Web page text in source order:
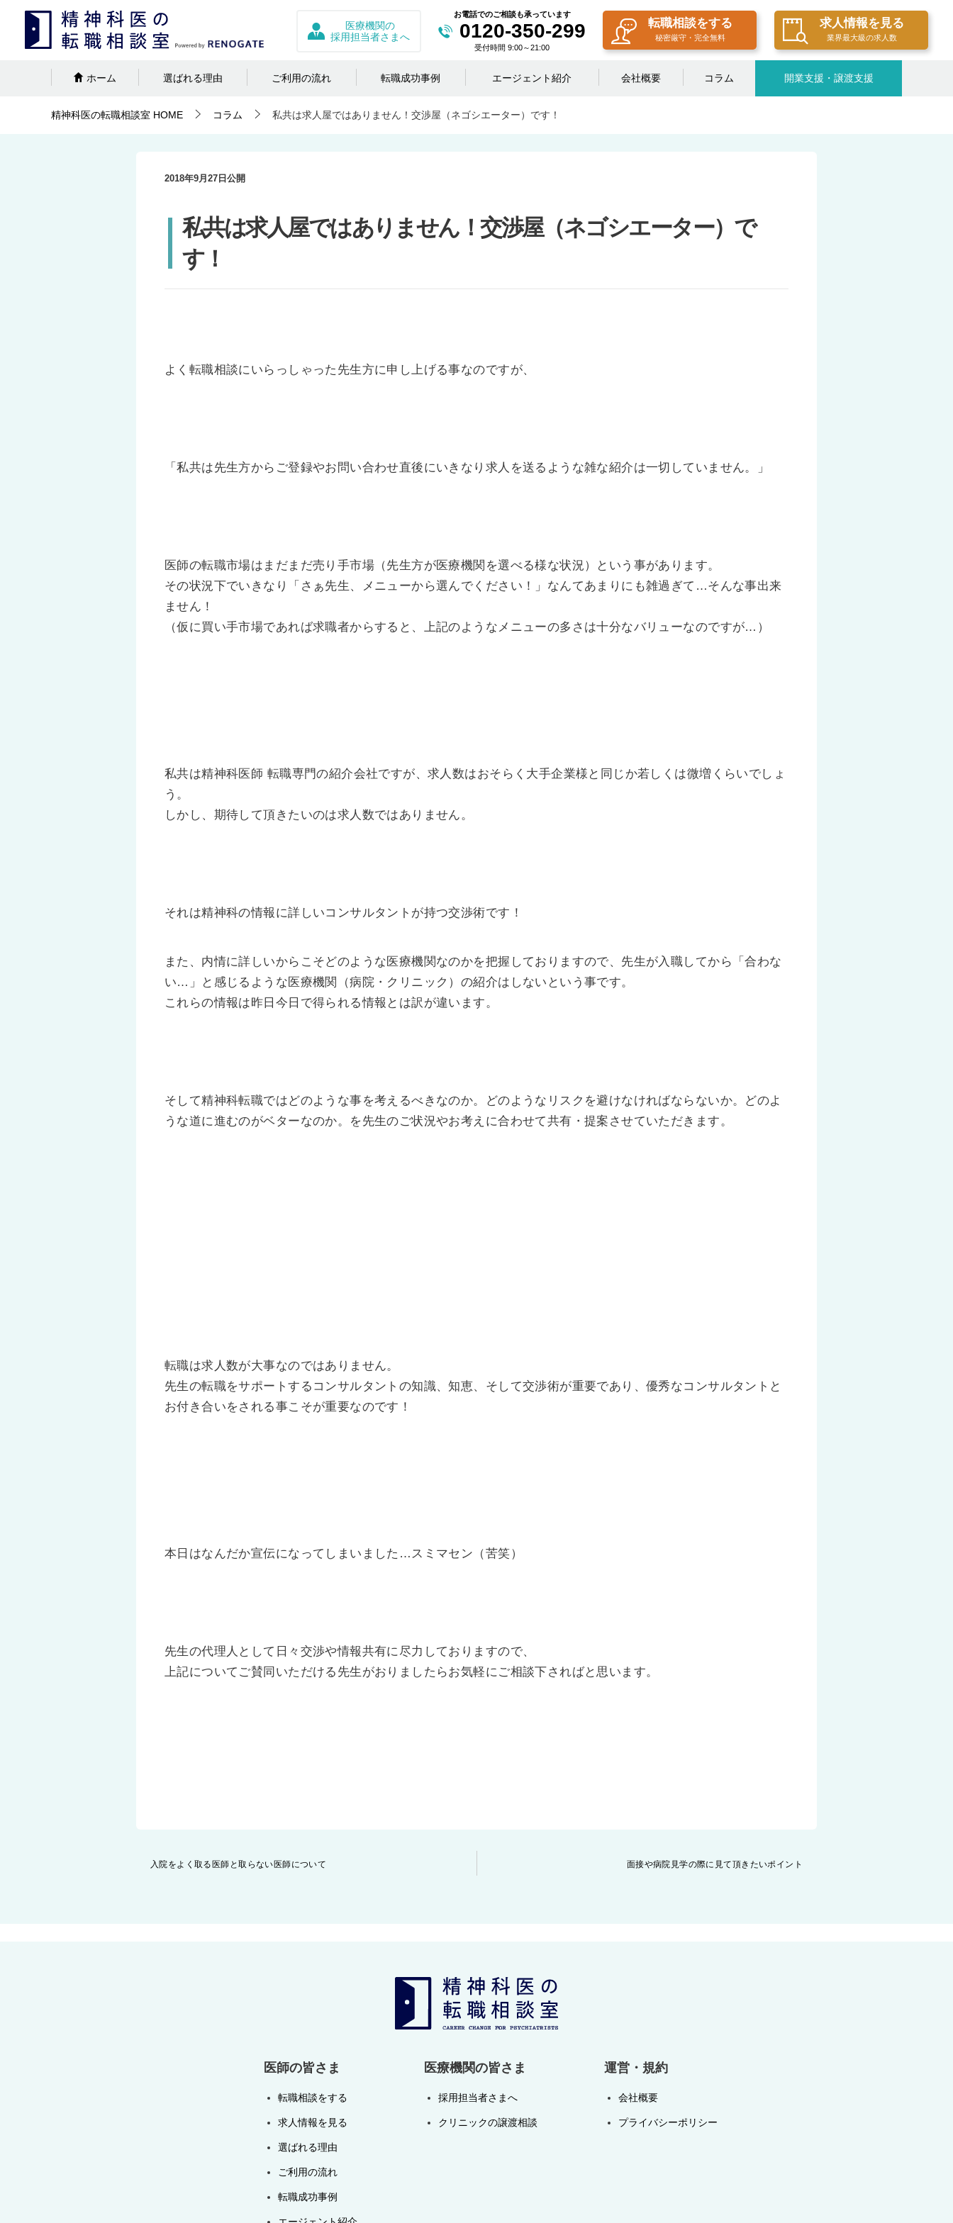
転職相談をする
秘密厳守・完全無料
求人情報を見る
業界最大級の求人数
お電話でのご相談も承っています
0120-350-299
受付時間 9:00～21:00
医療機関の
採用担当者さまへ
ホーム 選ばれる理由 ご利用の流れ 転職成功事例 エージェント紹介 会社概要 コラム 開業支援・譲渡支援
精神科医の転職相談室 HOME コラム 私共は求人屋ではありません！交渉屋（ネゴシエーター）です！
2018年9月27日 公開
私共は求人屋ではありません！交渉屋（ネゴシエーター）で
す！
よく転職相談にいらっしゃった先生方に申し上げる事なのですが、
「私共は先生方からご登録やお問い合わせ直後にいきなり求人を送るような雑な紹介は一切していません。」
医師の転職市場はまだまだ売り手市場（先生方が医療機関を選べる様な状況）という事があります。
その状況下でいきなり「さぁ先生、メニューから選んでください！」なんてあまりにも雑過ぎて…そんな事出来
ません！
（仮に買い手市場であれば求職者からすると、上記のようなメニューの多さは十分なバリューなのですが…）
私共は精神科医師 転職専門の紹介会社ですが、求人数はおそらく大手企業様と同じか若しくは微増くらいでしょ
う。
しかし、期待して頂きたいのは求人数ではありません。
それは精神科の情報に詳しいコンサルタントが持つ交渉術です！
また、内情に詳しいからこそどのような医療機関なのかを把握しておりますので、先生が入職してから「合わな
い…」と感じるような医療機関（病院・クリニック）の紹介はしないという事です。
これらの情報は昨日今日で得られる情報とは訳が違います。
そして精神科転職ではどのような事を考えるべきなのか。どのようなリスクを避けなければならないか。どのよ
うな道に進むのがベターなのか。を先生のご状況やお考えに合わせて共有・提案させていただきます。
転職は求人数が大事なのではありません。
先生の転職をサポートするコンサルタントの知識、知恵、そして交渉術が重要であり、優秀なコンサルタントと
お付き合いをされる事こそが重要なのです！
本日はなんだか宣伝になってしまいました…スミマセン（苦笑）
先生の代理人として日々交渉や情報共有に尽力しておりますので、
上記についてご賛同いただける先生がおりましたらお気軽にご相談下さればと思います。
投入院をよく取る医師と取らない医師について 面接や病院見学の際に見て頂きたいポイント
医師の皆さま
転職相談をする
求人情報を見る
選ばれる理由
ご利用の流れ
転職成功事例
医療機関の皆さま
採用担当者さまへ
クリニックの譲渡相談
運営・規約
会社概要
プライバシーポリシー